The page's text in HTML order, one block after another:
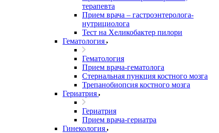
терапевта
Прием врача – гастроэнтеролога-
нутрициолога
Тест на Хеликобактер пилори
Гематология
Гематология
Прием врача-гематолога
Стернальная пункция костного мозга
Трепанобиопсия костного мозга
Гериатрия
Гериатрия
Прием врача-гериатра
Гинекология